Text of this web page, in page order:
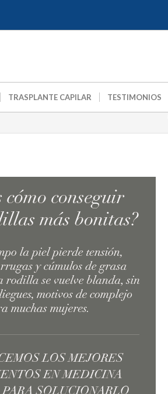
TRASPLANTE CAPILAR TESTIMONIOS